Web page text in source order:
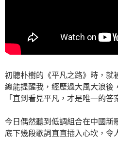
初聽朴樹的《平凡之路》時，就
總能提醒我，經歷過大風大浪後
「直到看見平凡，才是唯一的答
今日偶然聽到低調組合在中國新
底下幾段歌詞直直插入心坎，令